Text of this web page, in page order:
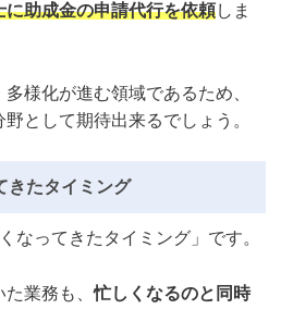
助成金の申請代行を依頼しま
様化が進む領域であるため、
として期待出来るでしょう。
きたタイミング
なってきたタイミング」です。
た業務も、忙しくなるのと同時